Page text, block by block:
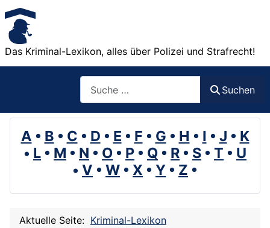
Das Kriminal-Lexikon, alles über Polizei und Strafrecht!
Suchen
A • B • C • D • E • F • G • H • I • J • K
• L • M • N • O • P • Q • R • S • T • U
• V • W • X • Y • Z •
Aktuelle Seite: Kriminal-Lexikon